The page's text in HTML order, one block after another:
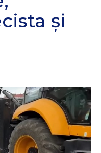
și